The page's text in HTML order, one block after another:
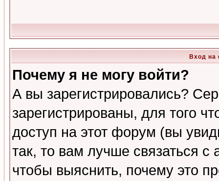
Вход на
Почему я не могу войти?
А вы зарегистрировались?
зарегистрированы, для того
доступ на этот форум (вы
так, то вам лучше связаться
чтобы выяснить, почему это